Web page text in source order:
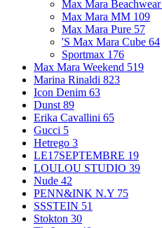
Max Mara Beachwear
Max Mara MM 109
Max Mara Pure 57
'S Max Mara Cube 64
Sportmax 176
Max Mara Weekend 519
Marina Rinaldi 823
Icon Denim 63
Dunst 89
Erika Cavallini 65
Gucci 5
Hetrego 3
LE17SEPTEMBRE 19
LOULOU STUDIO 39
Nude 42
PENN&INK N.Y 75
SSSTEIN 51
Stokton 30